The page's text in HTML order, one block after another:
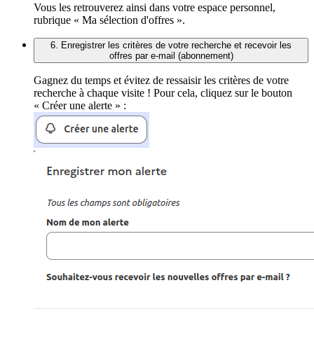
Vous les retrouverez ainsi dans votre espace personnel,
rubrique « Ma sélection d'offres ».
6. Enregistrer les critères de votre recherche et recevoir les
offres par e-mail (abonnement)
Gagnez du temps et évitez de ressaisir les critères de votre
recherche à chaque visite ! Pour cela, cliquez sur le bouton
« Créer une alerte » :